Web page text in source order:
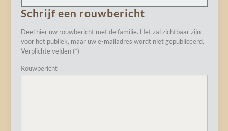
Schrijf een rouwbericht
Deel hier uw rouwbericht met de familie. Het zal zichtbaar zijn
voor het publiek, maar uw e-mailadres wordt niet gepubliceerd.
Verplichte velden (*)
Rouwbericht